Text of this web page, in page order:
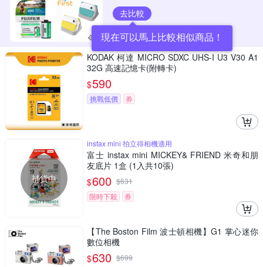
去比較
現在可以馬上比較相似商品！
KODAK 柯達 MICRO SDXC UHS-I U3 V30 A1
32G 高速記憶卡(附轉卡)
$590
挑戰低價 券
補貨中
instax mini 拍立得相機適用
富士 instax mini MICKEY& FRIEND 米奇和朋
友底片 1盒 (1入共10張)
$600 $631
限時下殺
券
【The Boston Film 波士頓相機】G1 掌心迷你
數位相機
$630 $699